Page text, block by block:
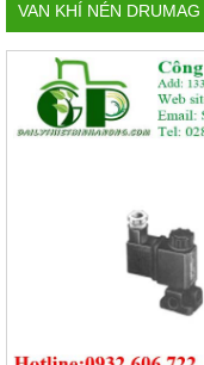
VAN KHÍ NÉN DRUMAG